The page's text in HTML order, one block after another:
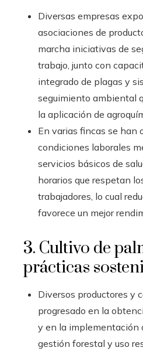
Diversas empresas
asociaciones de
marcha iniciativas de
trabajo, junto con
integrado de plagas y
seguimiento ambiental
la aplicación de
En varias fincas se han
condiciones laborales
servicios básicos de
horarios que respetan
trabajadores, lo cual
favorece un mejor
3. Cultivo de
prácticas
Diversos productores y
progresado en la
y en la implementación
gestión forestal y uso